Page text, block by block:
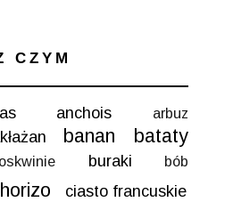
CZYM
anchois arbuz
banan
bataty
buraki bób
ciasto francuskie